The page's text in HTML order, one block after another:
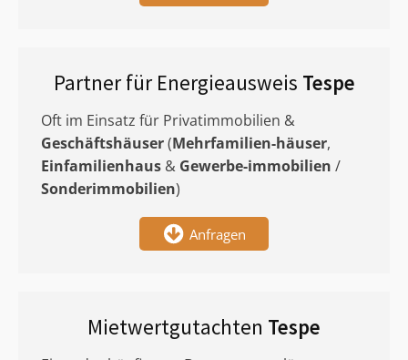
Partner für Energieausweis Tespe
Oft im Einsatz für Privatimmobilien &
Geschäftshäuser(Mehrfamilien-häuser,
Einfamilienhaus & Gewerbe-immobilien /
Sonderimmobilien)
Anfragen
Mietwertgutachten Tespe